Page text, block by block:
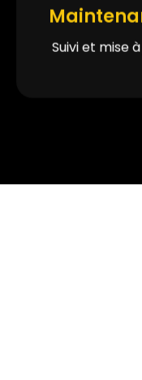
Suivi et mise